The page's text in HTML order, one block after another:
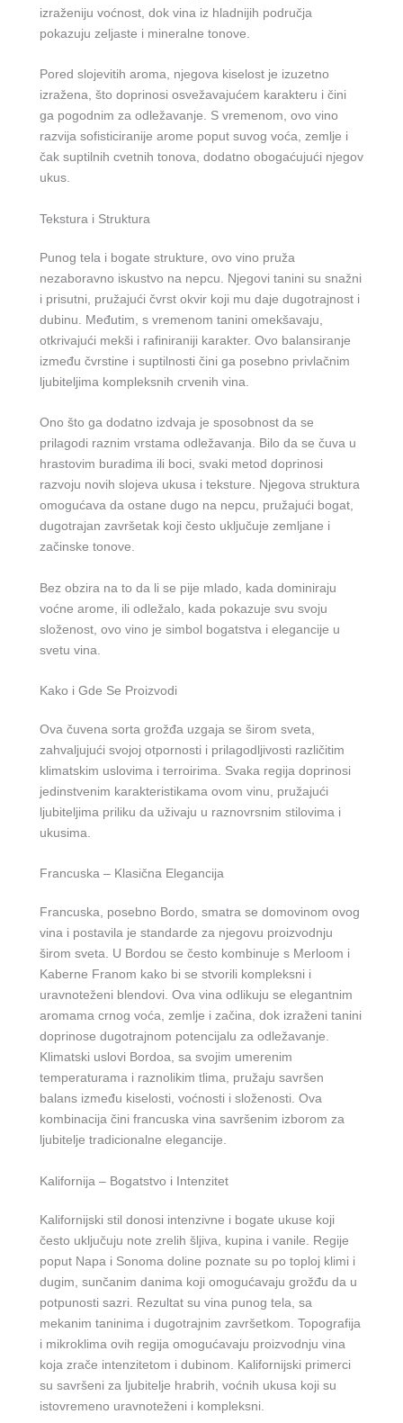
izraženiju voćnost, dok vina iz hladnijih područja
pokazuju zeljaste i mineralne tonove.
Pored slojevitih aroma, njegova kiselost je izuzetno
izražena, što doprinosi osvežavajućem karakteru i čini
ga pogodnim za odležavanje. S vremenom, ovo vino
razvija sofisticiranije arome poput suvog voća, zemlje i
čak suptilnih cvetnih tonova, dodatno obogaćujući njegov
ukus.
Tekstura i Struktura
Punog tela i bogate strukture, ovo vino pruža
nezaboravno iskustvo na nepcu. Njegovi tanini su snažni
i prisutni, pružajući čvrst okvir koji mu daje dugotrajnost i
dubinu. Međutim, s vremenom tanini omekšavaju,
otkrivajući mekši i rafiniraniji karakter. Ovo balansiranje
između čvrstine i suptilnosti čini ga posebno privlačnim
ljubiteljima kompleksnih crvenih vina.
Ono što ga dodatno izdvaja je sposobnost da se
prilagodi raznim vrstama odležavanja. Bilo da se čuva u
hrastovim buradima ili boci, svaki metod doprinosi
razvoju novih slojeva ukusa i teksture. Njegova struktura
omogućava da ostane dugo na nepcu, pružajući bogat,
dugotrajan završetak koji često uključuje zemljane i
začinske tonove.
Bez obzira na to da li se pije mlado, kada dominiraju
voćne arome, ili odležalo, kada pokazuje svu svoju
složenost, ovo vino je simbol bogatstva i elegancije u
svetu vina.
Kako i Gde Se Proizvodi
Ova čuvena sorta grožđa uzgaja se širom sveta,
zahvaljujući svojoj otpornosti i prilagodljivosti različitim
klimatskim uslovima i terroirima. Svaka regija doprinosi
jedinstvenim karakteristikama ovom vinu, pružajući
ljubiteljima priliku da uživaju u raznovrsnim stilovima i
ukusima.
Francuska – Klasična Elegancija
Francuska, posebno Bordo, smatra se domovinom ovog
vina i postavila je standarde za njegovu proizvodnju
širom sveta. U Bordou se često kombinuje s Merloom i
Kaberne Franom kako bi se stvorili kompleksni i
uravnoteženi blendovi. Ova vina odlikuju se elegantnim
aromama crnog voća, zemlje i začina, dok izraženi tanini
doprinose dugotrajnom potencijalu za odležavanje.
Klimatski uslovi Bordoa, sa svojim umerenim
temperaturama i raznolikim tlima, pružaju savršen
balans između kiselosti, voćnosti i složenosti. Ova
kombinacija čini francuska vina savršenim izborom za
ljubitelje tradicionalne elegancije.
Kalifornija – Bogatstvo i Intenzitet
Kalifornijski stil donosi intenzivne i bogate ukuse koji
često uključuju note zrelih šljiva, kupina i vanile. Regije
poput Napa i Sonoma doline poznate su po toploj klimi i
dugim, sunčanim danima koji omogućavaju grožđu da u
potpunosti sazri. Rezultat su vina punog tela, sa
mekanim taninima i dugotrajnim završetkom. Topografija
i mikroklima ovih regija omogućavaju proizvodnju vina
koja zrače intenzitetom i dubinom. Kalifornijski primerci
su savršeni za ljubitelje hrabrih, voćnih ukusa koji su
istovremeno uravnoteženi i kompleksni.